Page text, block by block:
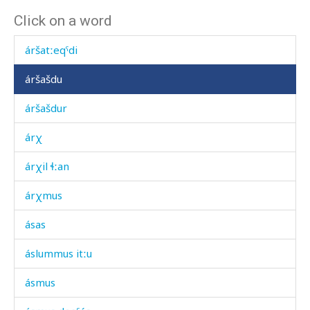
Click on a word
áršatːen
áršatːeqˤdi
áršašdu
áršašdur
árχ
árχil ɬːan
árχmus
ásas
áslummus itːu
ásmus